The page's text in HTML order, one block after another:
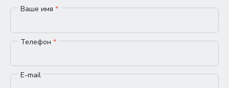
Ваше имя *
Телефон *
E-mail